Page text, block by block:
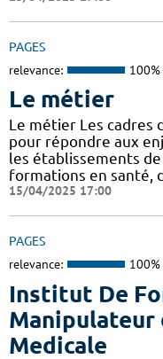
PAGES
relevance: 100%
Le métier
Le métier Les cadres
pour répondre aux
les établissements
formations en santé,
15/04/2025 17:00
PAGES
relevance: 100%
Institut De
Medicale